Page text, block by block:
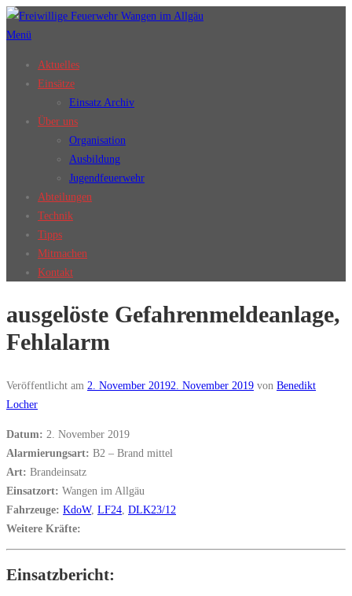
Zum
Inhalt
Menü
Aktuelles
Einsätze
Einsatz Archiv
Über uns
Organisation
Ausbildung
Jugendfeuerwehr
Abteilungen
Technik
Tipps
Mitmachen
Kontakt
ausgelöste Gefahrenmeldeanlage,
Fehlalarm
Veröffentlicht am 2. November 20192. November 2019 von Benedikt
Locher
Datum: 2. November 2019
Alarmierungsart: B2 – Brand mittel
Art: Brandeinsatz
Einsatzort: Wangen im Allgäu
Fahrzeuge: KdoW, LF24 DLK23/12
Weitere Kräfte:
Einsatzbericht: